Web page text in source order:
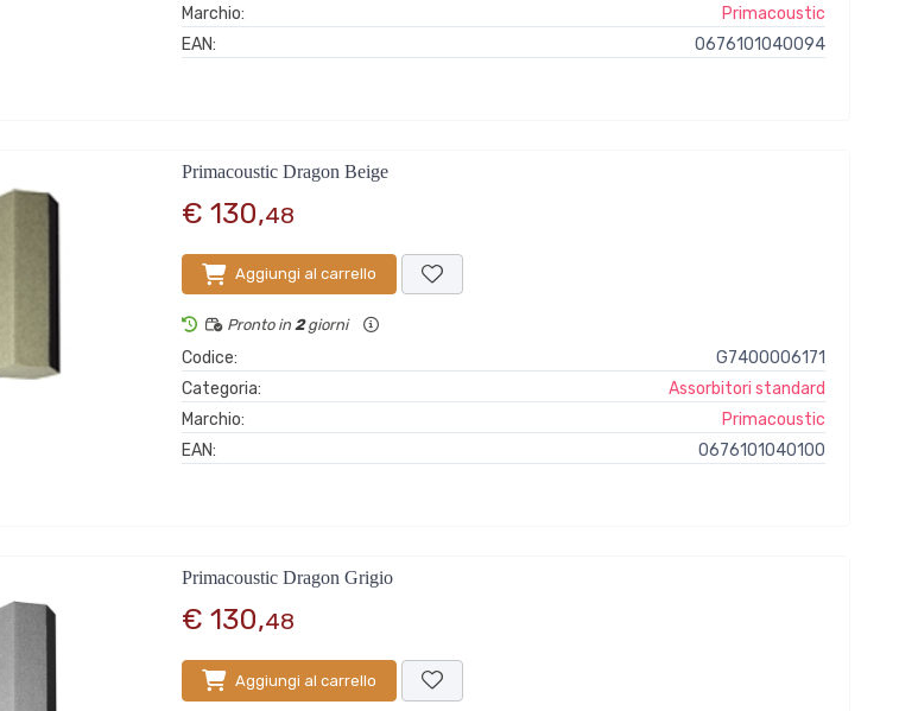
Marchio:
Primacoustic
EAN:
0676101040094
Primacoustic Dragon Beige
€ 130,48
Aggiungi al carrello
Pronto in 2giorni
Codice:
G7400006171
Categoria:
Assorbitori standard
Marchio:
Primacoustic
EAN:
0676101040100
Primacoustic Dragon Grigio
€ 130,48
Aggiungi al carrello